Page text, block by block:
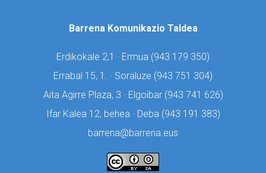
Barrena Komunikazio Taldea
Erdikokale 2,1 · Ermua (943 179 350)
Errabal 15, 1. · Soraluze (943 751 304)
Aita Agirre Plaza, 3 · Elgoibar (943 741 626)
Ifar Kalea 12, behea · Deba (943 191 383)
barrena@barrena.eus